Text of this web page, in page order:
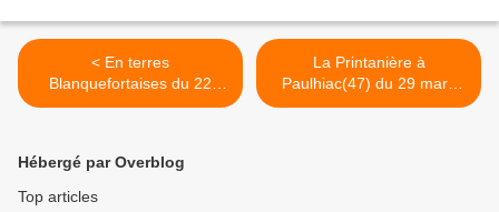
< En terres
Blanquefortaises du 22
février 2015
La Printanière à
Paulhiac(47) du 29 mars
2015 >
Hébergé par Overblog
Top articles